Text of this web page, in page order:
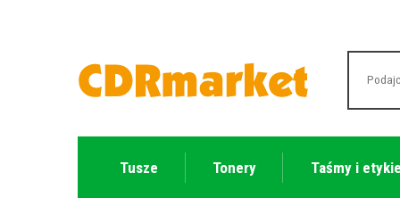
Tusze Tonery Taśmy i